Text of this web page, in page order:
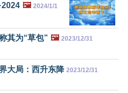
🖼️ 2024/1/1
其为“草包” 🖼️ 2023/12/31
大局：西升东降 2023/12/31